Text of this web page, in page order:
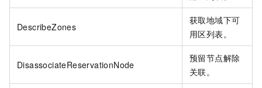
DescribeZones
获取地域下可
用区列表。
DisassociateReservationNode
预留节点解除
关联。